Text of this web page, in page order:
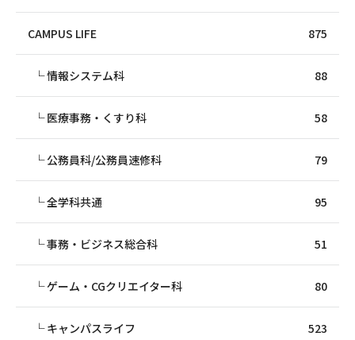
CAMPUS LIFE 875
情報システム科 88
医療事務・くすり科 58
公務員科/公務員速修科 79
全学科共通 95
事務・ビジネス総合科 51
ゲーム・CGクリエイター科 80
キャンパスライフ 523